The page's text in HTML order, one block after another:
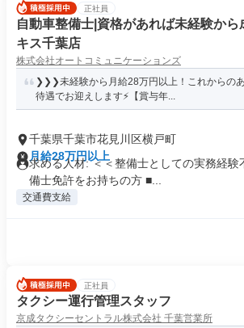
正社員
自動車整備士|資格があれば未経験か
キス千葉店
株式会社オートコミュニケーションズ
❯❯❯未経験から月給28万円以上！これからの
待遇でお迎えします⚡【賞与年...
千葉県千葉市花見川区横戸町
月給28万円以上
求める人材: ＜＜整備士としての実務経
備士免許をお持ちの方 ■...
交通費支給
正社員
タクシー運行管理スタッフ
京成タクシーセントラル株式会社 千葉営業所